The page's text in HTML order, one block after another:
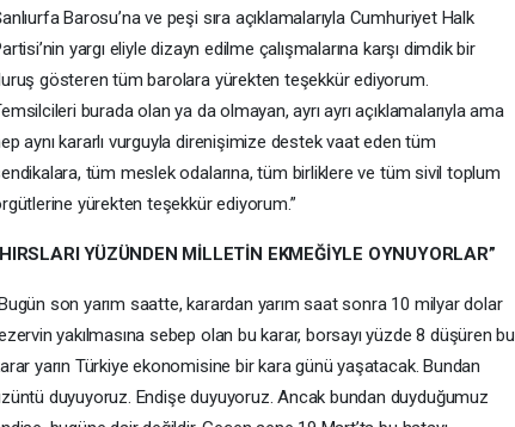
Barosu’na ve peşi sıra açıklamalarıyla Cumhuriyet Halk
yargı eliyle dizayn edilme çalışmalarına karşı dimdik bir
gösteren tüm barolara yürekten teşekkür ediyorum.
burada olan ya da olmayan, ayrı ayrı açıklamalarıyla ama
aynı kararlı vurguyla direnişimize destek vaat eden tüm
tüm meslek odalarına, tüm birliklere ve tüm sivil toplum
yürekten teşekkür ediyorum.”
YÜZÜNDEN MİLLETİN EKMEĞİYLE OYNUYORLAR”
son yarım saatte, karardan yarım saat sonra 10 milyar dolar
yakılmasına sebep olan bu karar, borsayı yüzde 8 düşüren bu
yarın Türkiye ekonomisine bir kara günü yaşatacak. Bundan
duyuyoruz. Endişe duyuyoruz. Ancak bundan duyduğumuz